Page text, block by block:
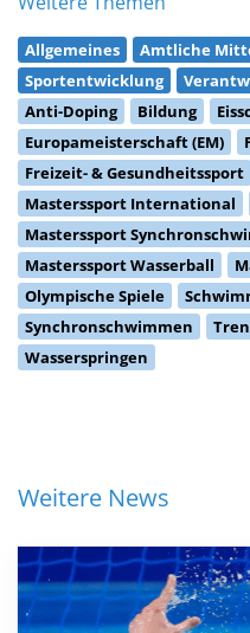
Allgemeines Amtliche
Sportentwicklung
Anti-Doping
Bildung
Europameisterschaft (EM)
Freizeit- & Gesundheitssport
Masterssport International
Masterssport
Masterssport Wasserball
Olympische Spiele
Synchronschwimmen
Wasserspringen
Weitere News